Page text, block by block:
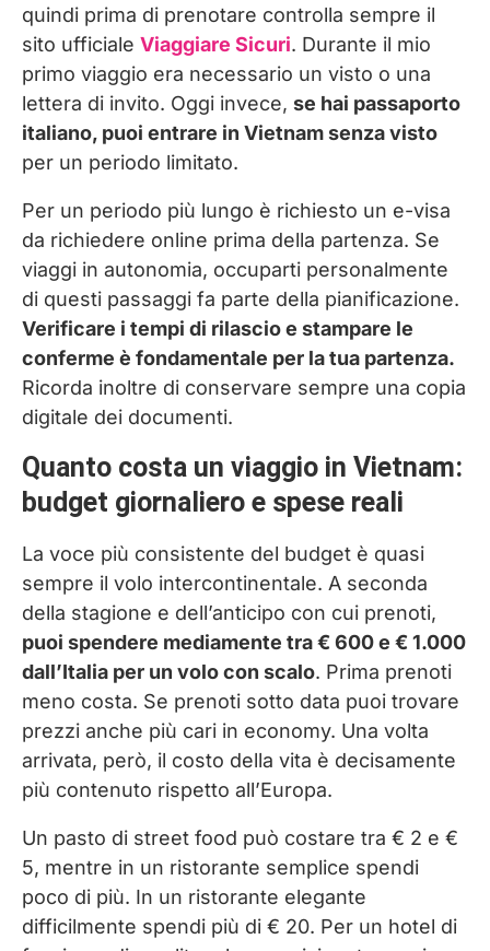
quindi prima di prenotare controlla sempre il
sito ufficiale Viaggiare Sicuri. Durante il mio
primo viaggio era necessario un visto o una
lettera di invito. Oggi invece, se hai passaporto
italiano, puoi entrare in Vietnam senza visto
per un periodo limitato.
Per un periodo più lungo è richiesto un e-visa
da richiedere online prima della partenza. Se
viaggi in autonomia, occuparti personalmente
di questi passaggi fa parte della pianificazione.
Verificare i tempi di rilascio e stampare le
conferme è fondamentale per la tua partenza.
Ricorda inoltre di conservare sempre una copia
digitale dei documenti.
Quanto costa un viaggio in Vietnam:
budget giornaliero e spese reali
La voce più consistente del budget è quasi
sempre il volo intercontinentale. A seconda
della stagione e dell’anticipo con cui prenoti,
puoi spendere mediamente tra € 600 e € 1.000
dall’Italia per un volo con scalo. Prima prenoti
meno costa. Se prenoti sotto data puoi trovare
prezzi anche più cari in economy. Una volta
arrivata, però, il costo della vita è decisamente
più contenuto rispetto all’Europa.
Un pasto di street food può costare tra € 2 e €
5, mentre in un ristorante semplice spendi
poco di più. In un ristorante elegante
difficilmente spendi più di € 20. Per un hotel di